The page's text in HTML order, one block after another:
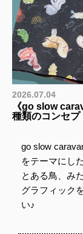
2026.07.04
《go slow
種類のコンセプ
go slow
をテーマにし
とある鳥、み
グラフィック
い♪